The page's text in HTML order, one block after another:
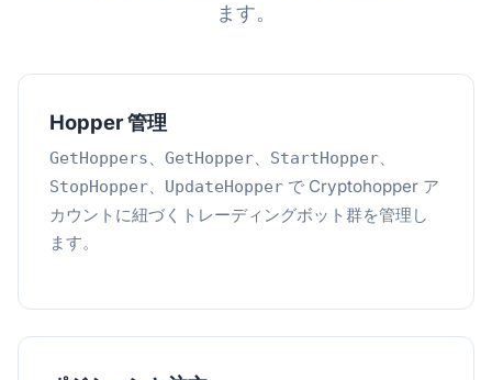
ます。
Hopper 管理
GetHoppers、 GetHopper、 StartHopper、
StopHopper、 UpdateHopper で Cryptohopper ア
カウントに紐づくトレーディングボット群を管理し
ます。